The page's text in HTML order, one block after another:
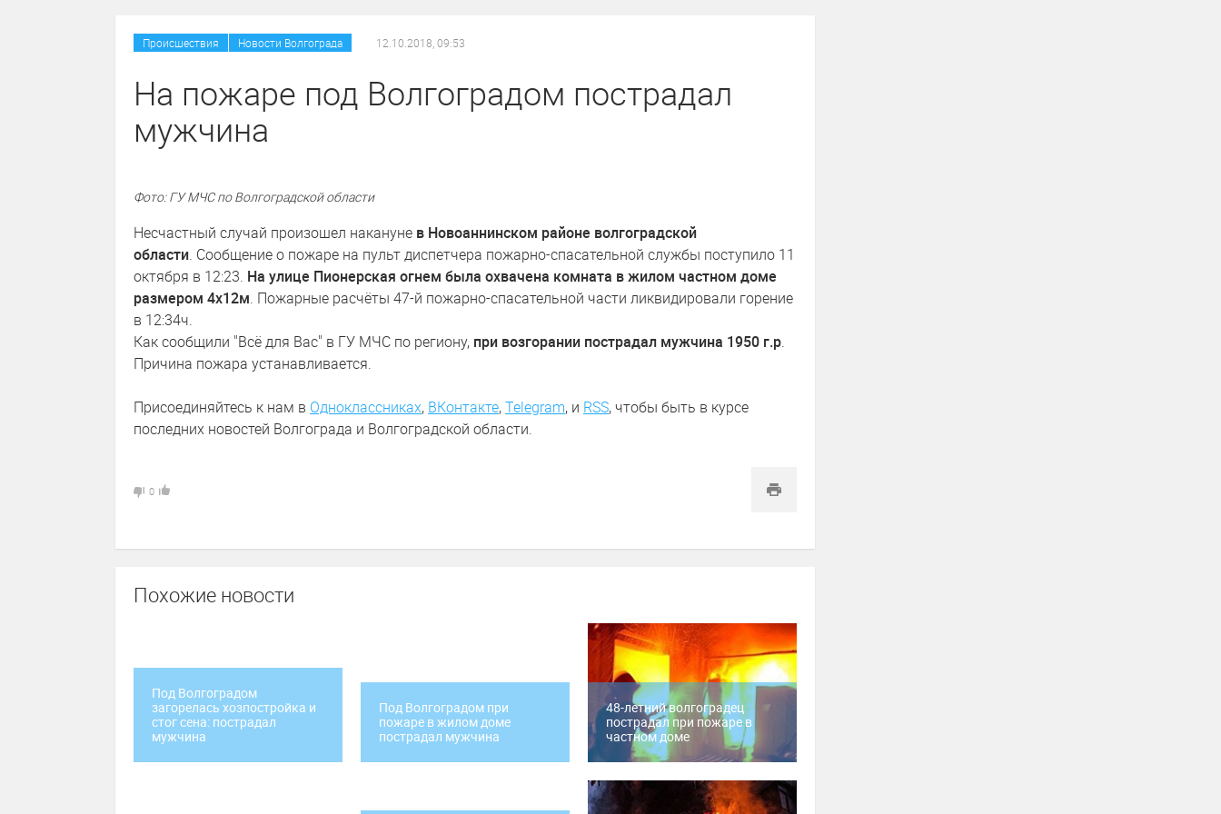
Происшествия Новости Волгограда 12.10.2018, 09:53
На пожаре под Волгоградом пострадал
мужчина
Фото: ГУ МЧС по Волгоградской области
Несчастный случай произошел накануне в Новоаннинском районе волгоградской
области. Сообщение о пожаре на пульт диспетчера пожарно-спасательной службы поступило 11
октября в 12:23. На улице Пионерская огнем была охвачена комната в жилом частном доме
размером 4х12м. Пожарные расчёты 47-й пожарно-спасательной части ликвидировали горение
в 12:34ч.
Как сообщили "Всё для Вас" в ГУ МЧС по региону, при возгорании пострадал мужчина 1950 г.р.
Причина пожара устанавливается.
Присоединяйтесь к нам в Одноклассниках, ВКонтакте,Telegram, и RSS, чтобы быть в курсе
последних новостей Волгограда и Волгоградской области.
0
Похожие новости
Под Волгоградом
загорелась хозпостройка и
стог сена: пострадал
мужчина
Под Волгоградом при
пожаре в жилом доме
пострадал мужчина
48-летний волгоградец
пострадал при пожаре в
частном доме